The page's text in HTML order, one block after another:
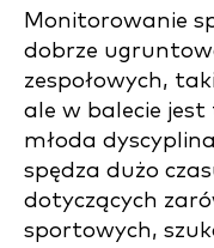
Monitorowanie
dobrze
zespołowych,
ale w balecie
młoda
spędza dużo
dotyczących
sportowych,